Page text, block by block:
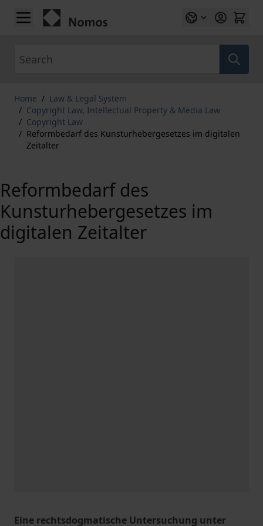
Skip to Content
Home / Law & Legal System
/ Copyright Law, Intellectual Property & Media Law
/ Copyright Law
/ Reformbedarf des Kunsturhebergesetzes im digitalen
Zeitalter
Reformbedarf des
Kunsturhebergesetzes im
digitalen Zeitalter
Eine rechtsdogmatische Untersuchung unter